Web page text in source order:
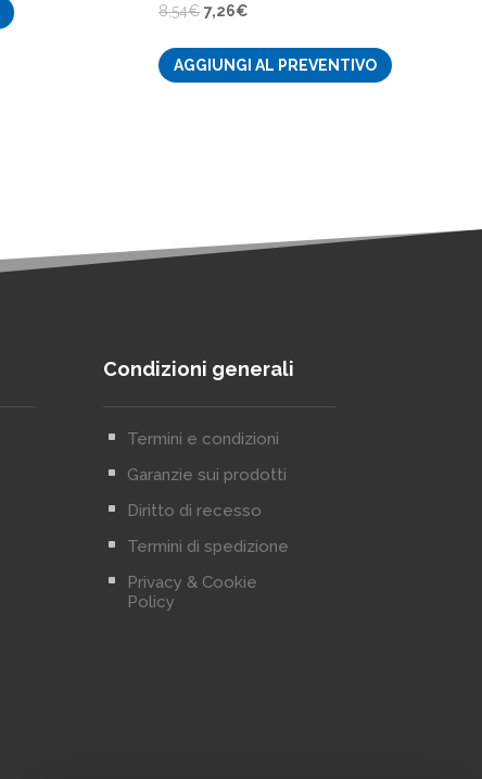
8,54€ Il
originale
7,26€
attuale
AGGIUNGI AL PREVENTIVO
Condizioni generali
^ Termini e condizioni
^ Garanzie sui prodotti
^ Diritto di recesso
^ Termini di spedizione
^
Privacy & Cookie
Policy